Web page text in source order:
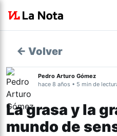
← Volver
Pedro Arturo Gómez
hace 8 años • 5 min de
La grasa y la
mundo de